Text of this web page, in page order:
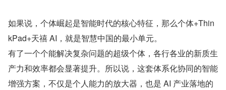
如果说，个体崛起是智能时代的核心特征，那么个体+Thin
kPad+天禧 AI，就是智慧中国的最小单元。
有了一个个能解决复杂问题的超级个体，各行各业的新质生
产力和效率都会显著提升。所以说，这套体系化协同的智能
增强方案，不仅是个人能力的放大器，也是 AI 产业落地的